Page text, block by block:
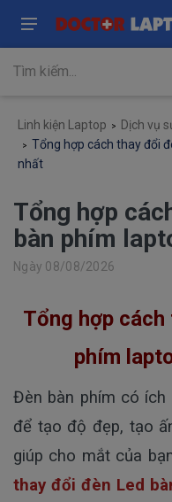
Linh kiện Laptop Dịch vụ
Tổng hợp cách thay đổi
nhất
Tổng hợp
bàn phím
Ngày 08/08/2026
Tổng hợp cách
phím
Đèn bàn phím có ích
để tạo độ đẹp, tạo
giúp cho mắt của
thay đổi đèn Led